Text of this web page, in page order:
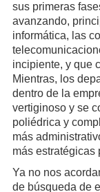
sus primeras
avanzando,
informática, las
incipiente, y que
Mientras, los
dentro de la
vertiginoso y se
poliédrica y
más
más estratégicas
Ya no nos
de búsqueda de